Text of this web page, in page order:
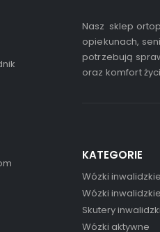
Nasz sklep
opiekunach,
potrzebują
oraz komfort
KATEGORIE
Wózki inwalidzkie
Wózki
Skutery
Wózki aktywne